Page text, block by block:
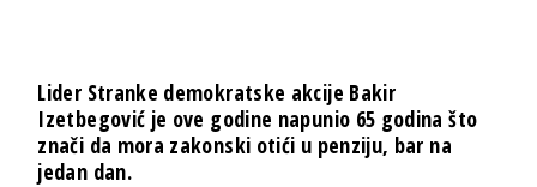
Lider Stranke demokratske akcije Bakir
Izetbegović je ove godine napunio 65 godina što
znači da mora zakonski otići u penziju, bar na
jedan dan.